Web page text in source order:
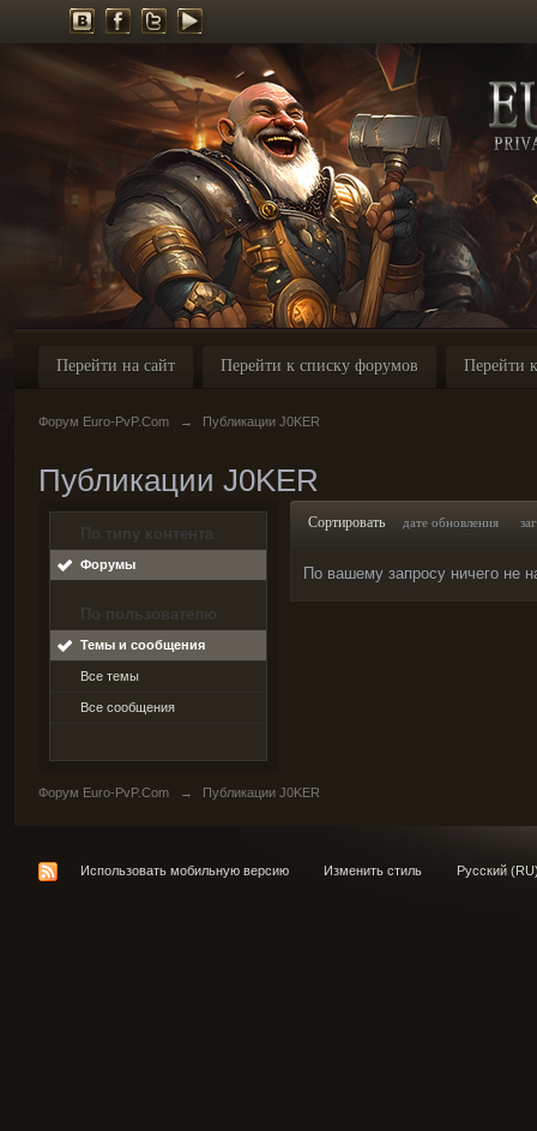
Перейти на сайт Перейти к списку форумов Перейти
Форум Euro-PvP.Com → Публикации J0KER
Публикации J0KER
По типу контента
Форумы
По пользователю
Темы и сообщения
Все темы
Все сообщения
Сортировать дате обновления
По вашему запросу ничего не
Форум Euro-PvP.Com → Публикации J0KER
Использовать мобильную версию Изменить стиль Русский